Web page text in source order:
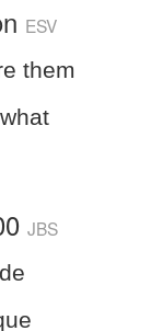
ESV
them
JBS